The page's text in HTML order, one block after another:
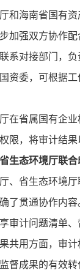
和海南省国有
加强双方协作
系对接部门，
资委，可根据
在省属国有企
限，将审计结
生态环境厅联
、省生态环境
了贯通协作内
审计问题清单
共用方面，审
督成果的有效